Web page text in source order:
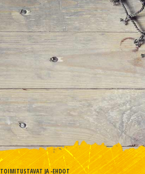
TOIMITUSTAVAT JA -EHDOT